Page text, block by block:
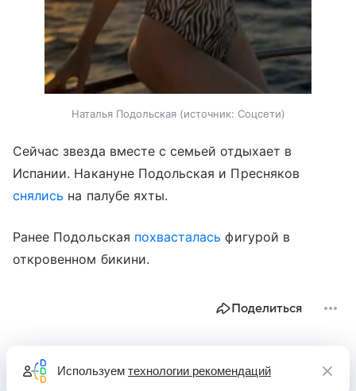
Наталья Подольская источник: Соцсети
Сейчас звезда вместе с семьей отдыхает в
Испании. Накануне Подольская и Пресняков
снялись на палубе яхты.
Ранее Подольская похвасталась фигурой в
откровенном бикини.
Поделиться
Используем технологии рекомендаций